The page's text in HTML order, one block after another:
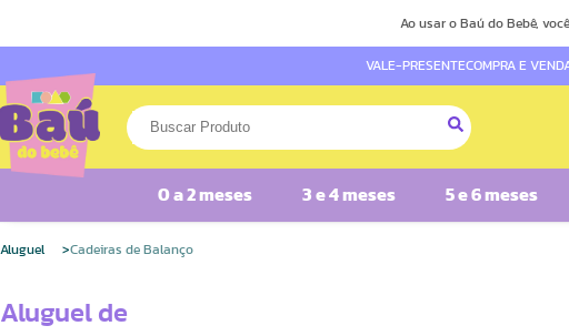
Ao usar o Baú do Bebê,
VALE-PRESENTECOMPRA E
0 a 2 meses 3 e 4 meses 5 e 6 meses
Aluguel Cadeiras de Balanço
Aluguel de